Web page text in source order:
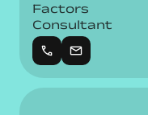
Factors
Consultant
call mail